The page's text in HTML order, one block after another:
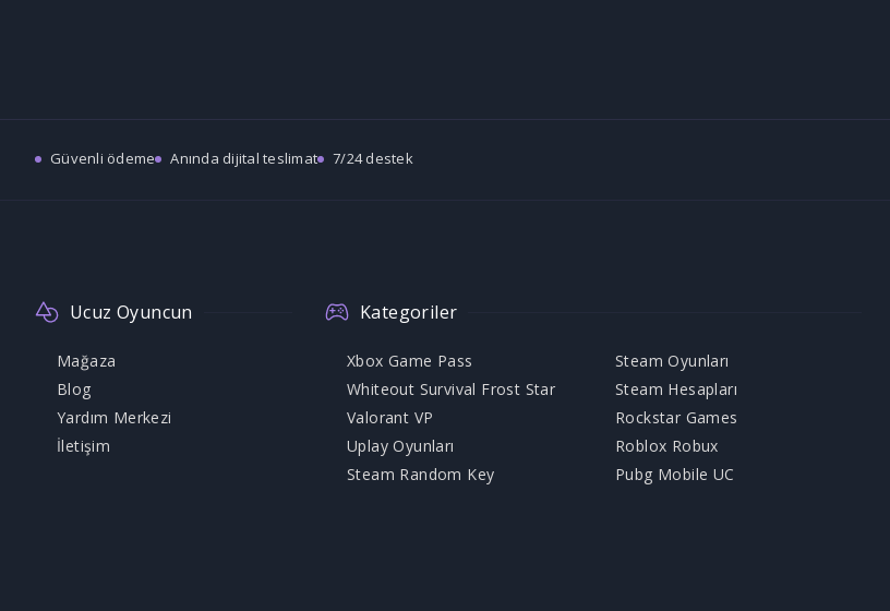
Güvenli ödeme Anında dijital teslimat 7/24 destek
Ucuz Oyuncun
Mağaza
Blog
Yardım Merkezi
İletişim
Kategoriler
Xbox Game Pass
Whiteout Survival Frost Star
Valorant VP
Uplay Oyunları
Steam Random Key
Steam Oyunları
Steam Hesapları
Rockstar Games
Roblox Robux
Pubg Mobile UC